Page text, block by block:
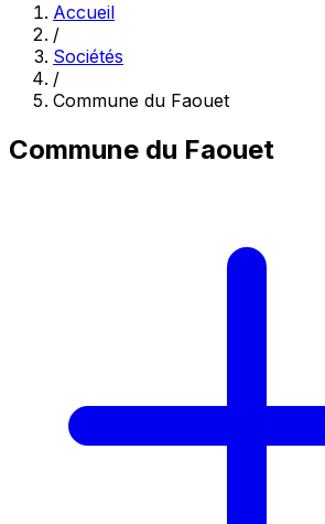
Accueil
/
Sociétés
/
Commune du Faouet
Commune du Faouet